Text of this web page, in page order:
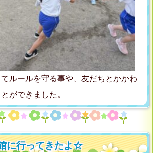
ルールを守る事や、友だちとかかわ
ができました。
に行ってきたよ☆